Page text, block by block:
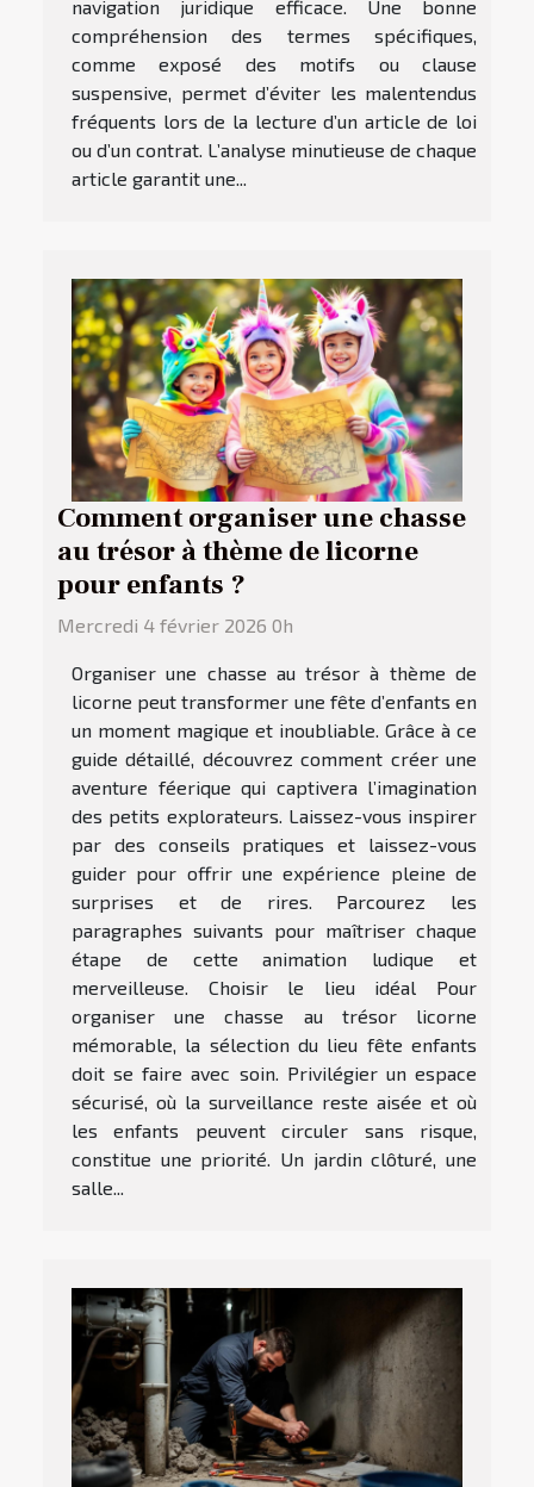
navigation juridique efficace. Une bonne
compréhension des termes spécifiques,
comme exposé des motifs ou clause
suspensive, permet d’éviter les malentendus
fréquents lors de la lecture d’un article de loi
ou d’un contrat. L’analyse minutieuse de chaque
article garantit une...
Comment organiser une chasse
au trésor à thème de licorne
pour enfants ?
Mercredi 4 février 2026 0h
Organiser une chasse au trésor à thème de
licorne peut transformer une fête d’enfants en
un moment magique et inoubliable. Grâce à ce
guide détaillé, découvrez comment créer une
aventure féerique qui captivera l’imagination
des petits explorateurs. Laissez-vous inspirer
par des conseils pratiques et laissez-vous
guider pour offrir une expérience pleine de
surprises et de rires. Parcourez les
paragraphes suivants pour maîtriser chaque
étape de cette animation ludique et
merveilleuse. Choisir le lieu idéal Pour
organiser une chasse au trésor licorne
mémorable, la sélection du lieu fête enfants
doit se faire avec soin. Privilégier un espace
sécurisé, où la surveillance reste aisée et où
les enfants peuvent circuler sans risque,
constitue une priorité. Un jardin clôturé, une
salle...